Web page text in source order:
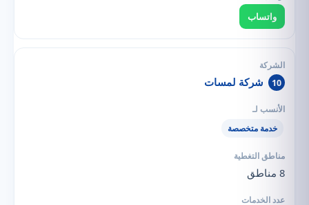
واتساب
10 شركة لمسات
خدمة متخصصة
8 مناطق